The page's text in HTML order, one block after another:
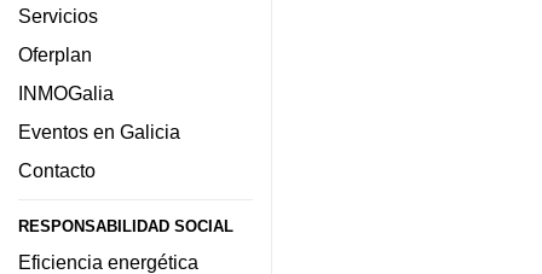
Servicios
Oferplan
INMOGalia
Eventos en Galicia
Contacto
RESPONSABILIDAD SOCIAL
Eficiencia energética